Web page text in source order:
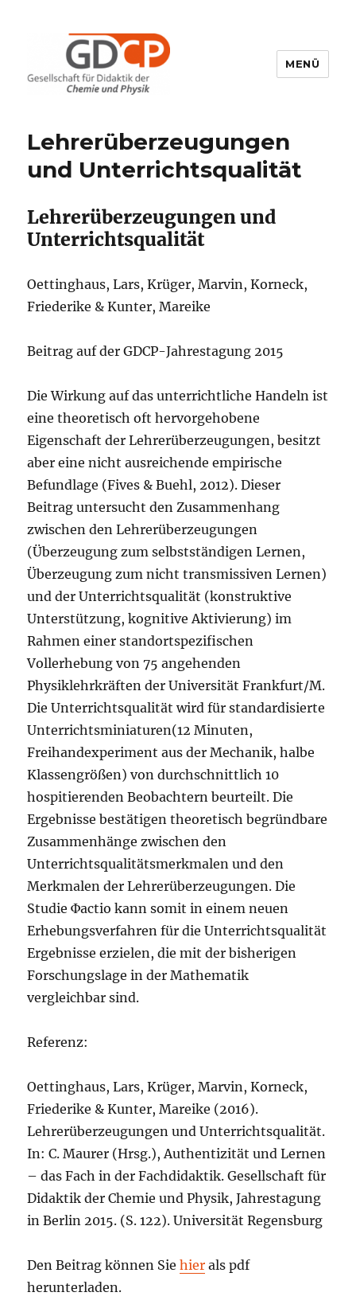
MENÜ
Lehrerüberzeugungen
und Unterrichtsqualität
Lehrerüberzeugungen und
Unterrichtsqualität
Oettinghaus, Lars, Krüger, Marvin, Korneck,
Friederike & Kunter, Mareike
Beitrag auf der GDCP-Jahrestagung 2015
Die Wirkung auf das unterrichtliche Handeln ist
eine theoretisch oft hervorgehobene
Eigenschaft der Lehrerüberzeugungen, besitzt
aber eine nicht ausreichende empirische
Befundlage (Fives & Buehl, 2012). Dieser
Beitrag untersucht den Zusammenhang
zwischen den Lehrerüberzeugungen
(Überzeugung zum selbstständigen Lernen,
Überzeugung zum nicht transmissiven Lernen)
und der Unterrichtsqualität (konstruktive
Unterstützung, kognitive Aktivierung) im
Rahmen einer standortspezifischen
Vollerhebung von 75 angehenden
Physiklehrkräften der Universität Frankfurt/M.
Die Unterrichtsqualität wird für standardisierte
Unterrichtsminiaturen(12 Minuten,
Freihandexperiment aus der Mechanik, halbe
Klassengrößen) von durchschnittlich 10
hospitierenden Beobachtern beurteilt. Die
Ergebnisse bestätigen theoretisch begründbare
Zusammenhänge zwischen den
Unterrichtsqualitätsmerkmalen und den
Merkmalen der Lehrerüberzeugungen. Die
Studie Фactio kann somit in einem neuen
Erhebungsverfahren für die Unterrichtsqualität
Ergebnisse erzielen, die mit der bisherigen
Forschungslage in der Mathematik
vergleichbar sind.
Referenz:
Oettinghaus, Lars, Krüger, Marvin, Korneck,
Friederike & Kunter, Mareike (2016).
Lehrerüberzeugungen und Unterrichtsqualität.
In: C. Maurer (Hrsg.), Authentizität und Lernen
– das Fach in der Fachdidaktik. Gesellschaft für
Didaktik der Chemie und Physik, Jahrestagung
in Berlin 2015. (S. 122). Universität Regensburg
Den Beitrag können Siehier als pdf
herunterladen.